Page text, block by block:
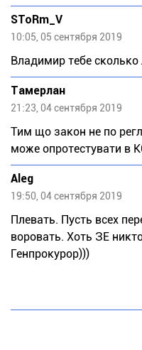
SToRm_V
10:05, 05 сентября 2019
Владимир тебе сколько
Тaмeрлан
21:23, 04 сентября 2019
Тим що закон не по
може опротестувати в
Aleg
19:50, 04 сентября 2019
Плевать. Пусть всех
воровать. Хоть ЗЕ
Генпрокурор)))